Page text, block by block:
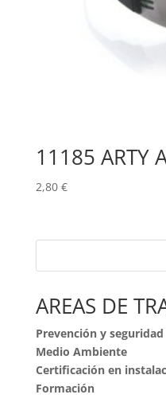
11185 ARTY
2,80 €
AREAS DE
Prevención y
Medio Ambiente
Certificación en
Formación